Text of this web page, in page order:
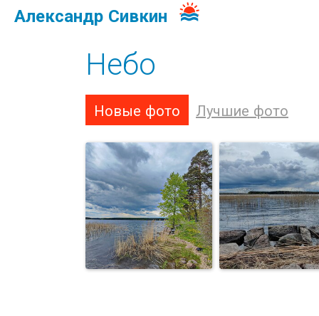
Александр Сивкин
Небо
Новые фото Лучшие фото